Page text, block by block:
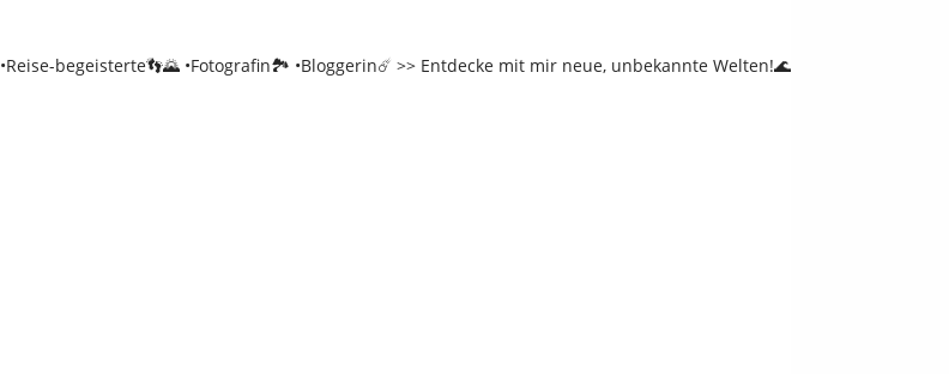
•Reise-begeisterte👣🌄 •Fotografin🏞️ •Bloggerin☄️ >> Entdecke mit mir neue, unbekannte Welten!🌊